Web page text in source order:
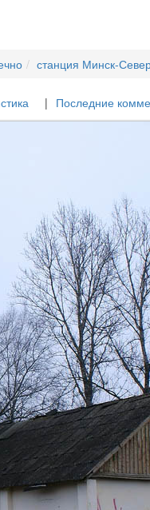
станция Минск-
Последние